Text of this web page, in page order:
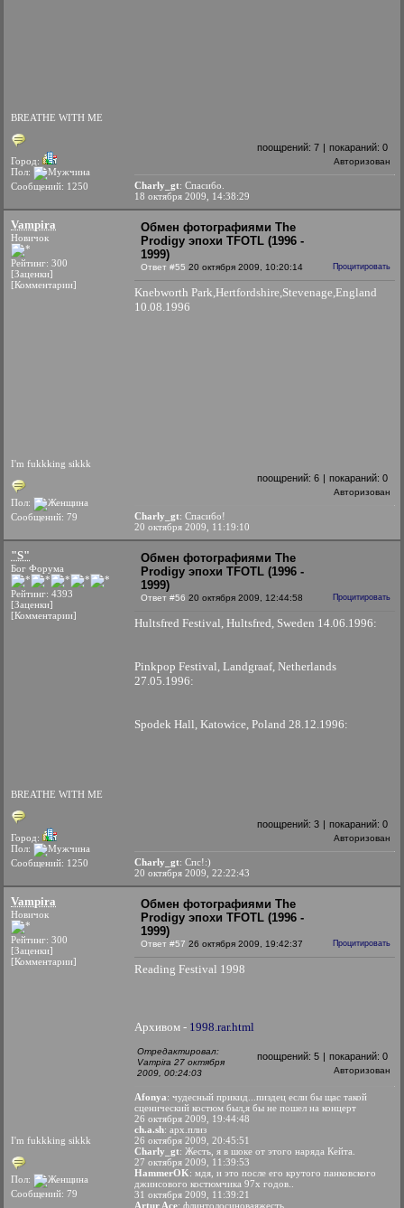
BREATHE WITH ME
Город:
Пол:
Сообщений: 1250
поощрений: 7 | покараний: 0
Авторизован
Charly_gt: Спасибо.
18 октября 2009, 14:38:29
Vampira
Новичок
Рейтинг: 300
[Заценки]
[Комментарии]
I'm fukkking sikkk
Пол:
Сообщений: 79
Обмен фотографиями The
Prodigy эпохи TFOTL (1996 -
1999)
Ответ #55 20 октября 2009, 10:20:14 Процитировать
Knebworth Park,Hertfordshire,Stevenage,England
10.08.1996
поощрений: 6 | покараний: 0
Авторизован
Charly_gt: Спасибо!
20 октября 2009, 11:19:10
"S"
Бог Форума
Рейтинг: 4393
[Заценки]
[Комментарии]
BREATHE WITH ME
Город:
Пол:
Сообщений: 1250
Обмен фотографиями The
Prodigy эпохи TFOTL (1996 -
1999)
Ответ #56 20 октября 2009, 12:44:58 Процитировать
Hultsfred Festival, Hultsfred, Sweden 14.06.1996:
Pinkpop Festival, Landgraaf, Netherlands
27.05.1996:
Spodek Hall, Katowice, Poland 28.12.1996:
поощрений: 3 | покараний: 0
Авторизован
Charly_gt: Спс!:)
20 октября 2009, 22:22:43
Vampira
Новичок
Рейтинг: 300
[Заценки]
[Комментарии]
I'm fukkking sikkk
Пол:
Сообщений: 79
Обмен фотографиями The
Prodigy эпохи TFOTL (1996 -
1999)
Ответ #57 26 октября 2009, 19:42:37 Процитировать
Reading Festival 1998
Архивом - 1998.rar.html
Отредактировал:
Vampira 27 октября
2009, 00:24:03
поощрений: 5 | покараний: 0
Авторизован
Afonya: чудесный прикид...пиздец если бы щас такой
сценический костюм был,я бы не пошел на концерт
26 октября 2009, 19:44:48
ch.a.sh: арх.плиз
26 октября 2009, 20:45:51
Charly_gt: Жесть, я в шоке от этого наряда Кейта.
27 октября 2009, 11:39:53
HammerOK: мдя, и это после его крутого панковского
джинсового костюмчика 97х годов..
31 октября 2009, 11:39:21
Artur Ace: флинтолосиноваяжесть